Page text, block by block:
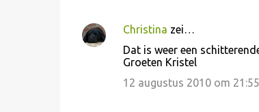
Christina zei…
Dat is weer een
Groeten Kristel
12 augustus 2010 om 21:55